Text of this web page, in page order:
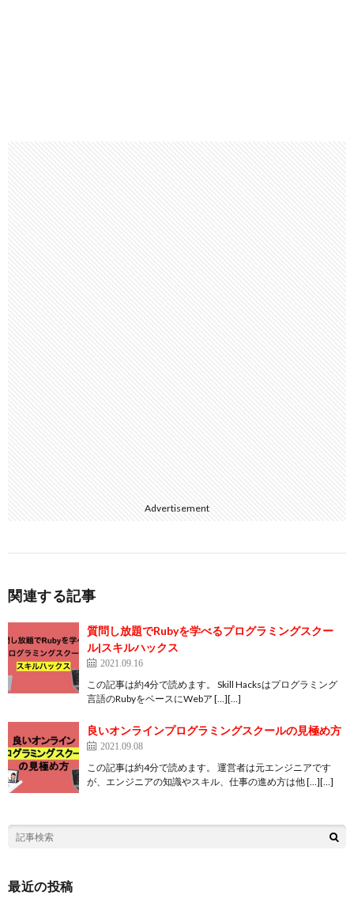
Advertisement
関連する記事
質問し放題でRubyを学べるプログラミングスクー
ル|スキルハックス
2021.09.16
この記事は約4分で読めます。 Skill Hacksはプログラミング
言語のRubyをベースにWebア […][…]
良いオンラインプログラミングスクールの見極め方
2021.09.08
この記事は約4分で読めます。 運営者は元エンジニアです
が、エンジニアの知識やスキル、仕事の進め方は他 […][…]
最近の投稿